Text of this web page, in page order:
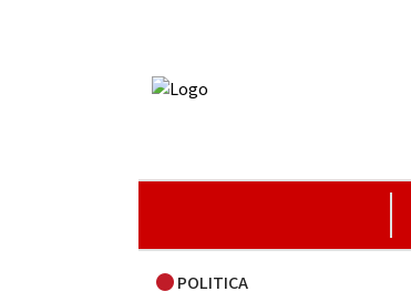
POLITICA